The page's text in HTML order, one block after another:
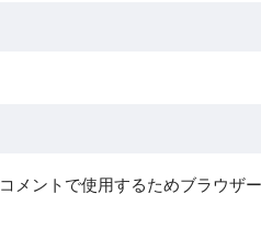
メントで使用するためブラウザ